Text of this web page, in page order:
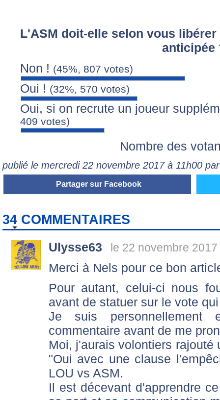
L'ASM doit-elle selon vous
anticipée
Non ! (45%, 807 votes)
Oui ! (32%, 570 votes)
Oui, si on recrute un joueur
409 votes)
Nombre des
publié le mercredi 22 novembre 2017 à 11h00
Partager sur Facebook
34 COMMENTAIRES
Ulysse63 le 22 novembre 2017
Merci à Nels pour ce bon
Pour autant, celui-ci nous
avant de statuer sur le vote
Je suis personnellement
commentaire avant de me
Moi, j'aurais volontiers rajouté
"Oui avec une clause
LOU vs ASM.
Il est décevant d'apprendre